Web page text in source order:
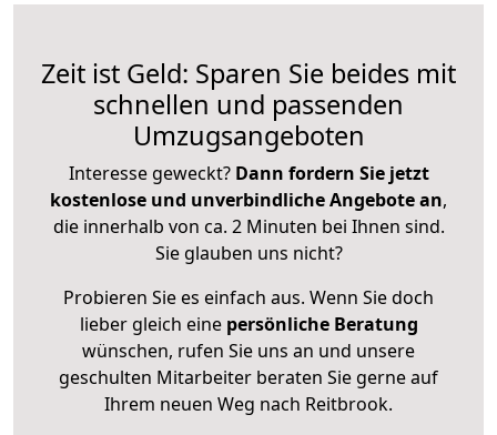
Zeit ist Geld: Sparen Sie beides mit
schnellen und passenden
Umzugsangeboten
Interesse geweckt? Dann fordern Sie jetzt
kostenlose und unverbindliche Angebote an,
die innerhalb von ca. 2 Minuten bei Ihnen sind.
Sie glauben uns nicht?
Probieren Sie es einfach aus. Wenn Sie doch
lieber gleich eine persönliche Beratung
wünschen, rufen Sie uns an und unsere
geschulten Mitarbeiter beraten Sie gerne auf
Ihrem neuen Weg nach Reitbrook.